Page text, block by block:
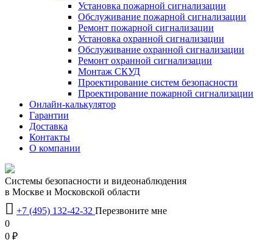
Установка пожарной сигнализации
Обслуживание пожарной сигнализации
Ремонт пожарной сигнализации
Установка охранной сигнализации
Обслуживание охранной сигнализации
Ремонт охранной сигнализации
Монтаж СКУД
Проектирование систем безопасности
Проектирование пожарной сигнализации
Онлайн-калькулятор
Гарантии
Доставка
Контакты
О компании
Системы безопасности и видеонаблюдения
в Москве и Московской области
 +7 (495) 132-42-32 Перезвоните мне
0
0 ₽